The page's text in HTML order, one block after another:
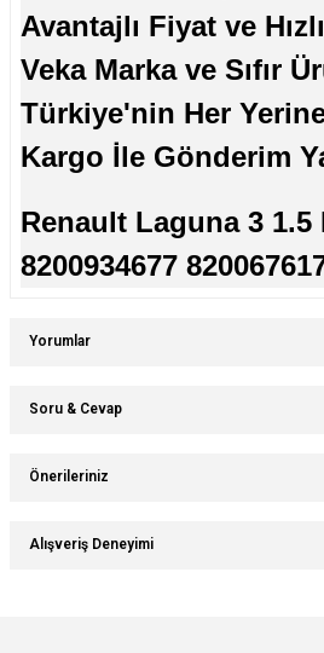
Avantajlı Fiyat ve
Veka Marka ve Sıfır
Türkiye'nin Her
Kargo İle Gönderim
Renault Laguna 3 1.5
8200934677
Yorumlar
Soru & Cevap
Önerileriniz
Bu ürünün fiyat bilgisi, resim, ürün
yetersiz gördüğünüz noktaları öneri
Alışveriş Deneyimi